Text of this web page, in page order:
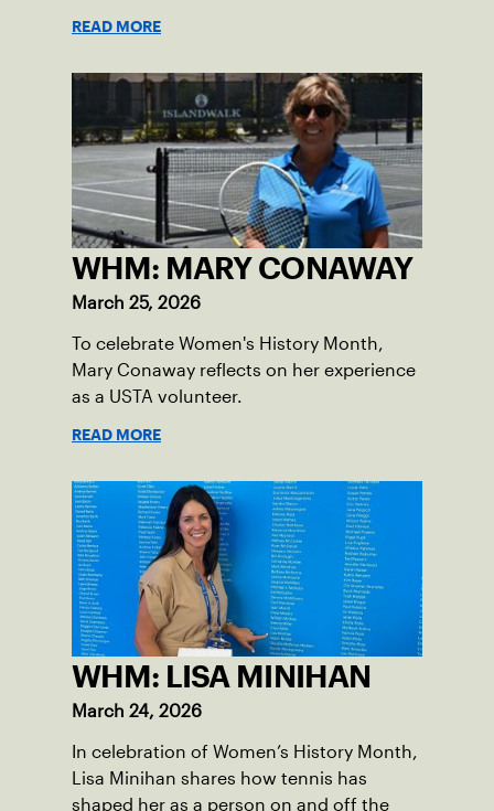
READ MORE
WHM: MARY CONAWAY
March 25, 2026
To celebrate Women's History Month,
Mary Conaway reflects on her experience
as a USTA volunteer.
READ MORE
WHM: LISA MINIHAN
March 24, 2026
In celebration of Women’s History Month,
Lisa Minihan shares how tennis has
shaped her as a person on and off the